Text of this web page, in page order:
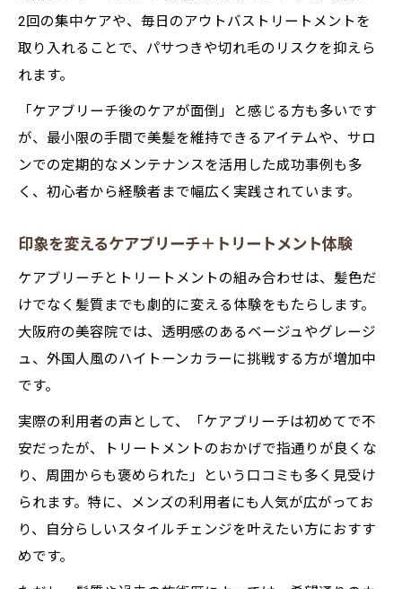
2回の集中ケアや、毎日のアウトバストリートメントを
取り入れることで、パサつきや切れ毛のリスクを抑えら
れます。
「ケアブリーチ後のケアが面倒」と感じる方も多いです
が、最小限の手間で美髪を維持できるアイテムや、サロ
ンでの定期的なメンテナンスを活用した成功事例も多
く、初心者から経験者まで幅広く実践されています。
印象を変えるケアブリーチ＋トリートメント体験
ケアブリーチとトリートメントの組み合わせは、髪色だ
けでなく髪質までも劇的に変える体験をもたらします。
大阪府の美容院では、透明感のあるベージュやグレージ
ュ、外国人風のハイトーンカラーに挑戦する方が増加中
です。
実際の利用者の声として、「ケアブリーチは初めてで不
安だったが、トリートメントのおかげで指通りが良くな
り、周囲からも褒められた」という口コミも多く見受け
られます。特に、メンズの利用者にも人気が広がってお
り、自分らしいスタイルチェンジを叶えたい方におすす
めです。